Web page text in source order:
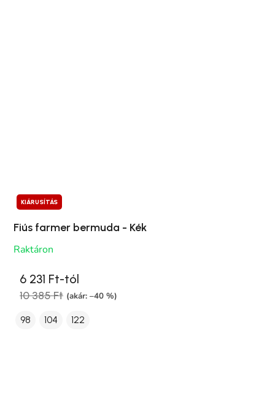
KIÁRUSÍTÁS
Fiús farmer bermuda - Kék
Raktáron
6 231 Ft-tól
10 385 Ft (akár: –40 %)
98 104 122